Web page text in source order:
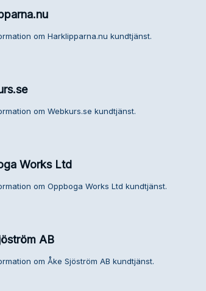
om Harklipparna.nu kundtjänst.
om Webkurs.se kundtjänst.
Works Ltd
om Oppboga Works Ltd kundtjänst.
AB
om Åke Sjöström AB kundtjänst.